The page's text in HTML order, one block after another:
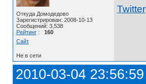
Откуда Домодедово
Зарегистрирован: 2008-10-13
Сообщений: 3,538
Рейтинг: 160
Сайт
Twitter
Не в сети
2010-03-04 23:56:59